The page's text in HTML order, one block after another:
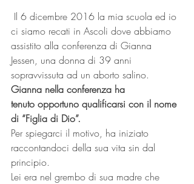
ci siamo recati in Ascoli dove abbiamo
assistito alla conferenza di Gianna
Jessen, una donna di 39 anni
sopravvissuta ad un aborto salino.
Gianna nella conferenza ha
tenuto opportuno qualificarsi con il nome
di “Figlia di Dio”.
Per spiegarci il motivo, ha iniziato
raccontandoci della sua vita sin dal
principio.
Lei era nel grembo di sua madre che